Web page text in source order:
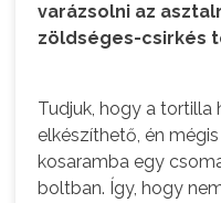
varázsolni az
zöldséges-csirkés
Tudjuk, hogy a tortilla
elkészíthető, én
kosaramba egy
boltban. Így, hogy